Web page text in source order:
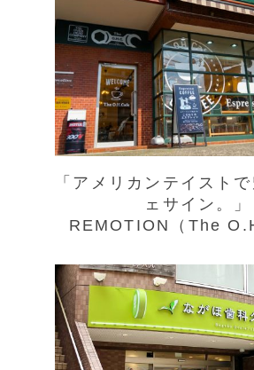
「アメリカンテイスト
ェサイン。」
REMOTION（The